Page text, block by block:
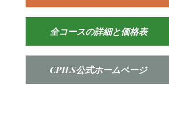
全コースの詳細と価格表
CPILS公式ホームページ